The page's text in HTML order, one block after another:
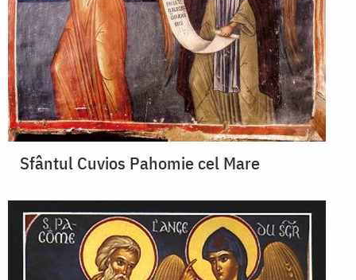
Sfântul Cuvios Pahomie cel Mare